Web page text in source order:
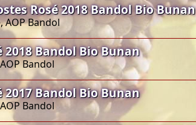
Rosé 2018 Bandol Bio Bunan
AOP Bandol
2018 Bandol Bio Bunan
Bandol
2017 Bandol Bio Bunan
Bandol